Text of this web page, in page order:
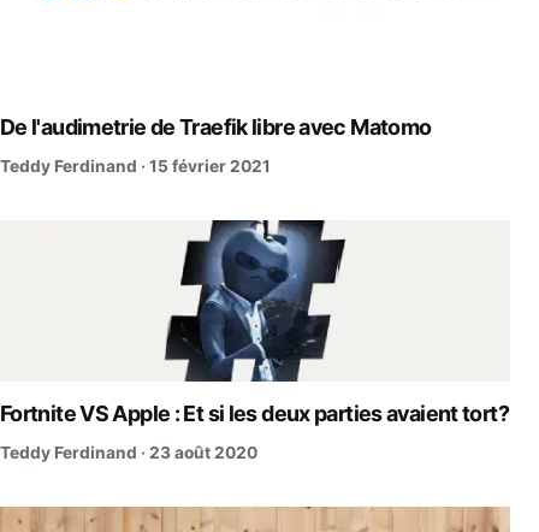
De l'audimetrie de Traefik libre avec Matomo
Teddy Ferdinand · 15 février 2021
Fortnite VS Apple : Et si les deux parties avaient tort?
Teddy Ferdinand · 23 août 2020